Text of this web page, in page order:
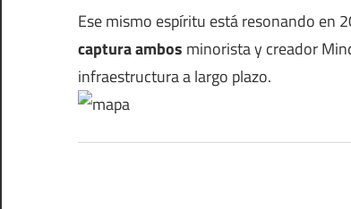
Ese mismo espíritu está resonando en
capturaambos minorista y creador
infraestructura a largo plazo.